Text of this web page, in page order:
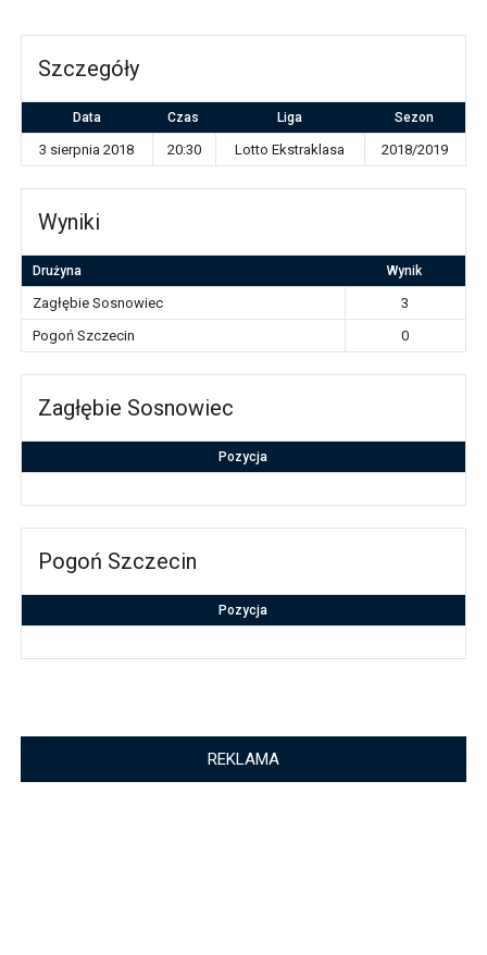
Szczegóły
Data Czas Liga Sezon
3 sierpnia 2018 20:30 Lotto Ekstraklasa 2018/2019
Wyniki
Drużyna Wynik
Zagłębie Sosnowiec
3
Pogoń Szczecin
0
Zagłębie Sosnowiec
Pozycja
Pogoń Szczecin
Pozycja
REKLAMA